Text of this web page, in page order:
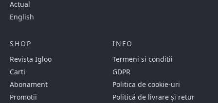
Actual
English
SHOP
Revista Igloo
Carti
Abonament
Promotii
INFO
Termeni si conditii
GDPR
Politica de cookie-uri
Politică de livrare și retur